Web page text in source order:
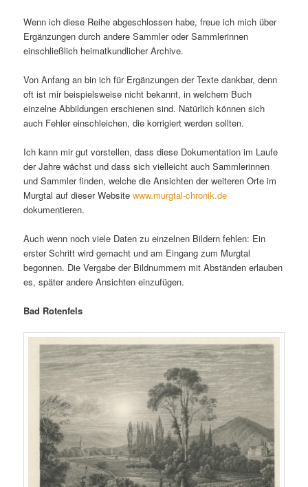
Wenn ich diese Reihe abgeschlossen habe, freue ich mich über
Ergänzungen durch andere Sammler oder Sammlerinnen
einschließlich heimatkundlicher Archive.
Von Anfang an bin ich für Ergänzungen der Texte dankbar, denn
oft ist mir beispielsweise nicht bekannt, in welchem Buch
einzelne Abbildungen erschienen sind. Natürlich können sich
auch Fehler einschleichen, die korrigiert werden sollten.
Ich kann mir gut vorstellen, dass diese Dokumentation im Laufe
der Jahre wächst und dass sich vielleicht auch Sammlerinnen
und Sammler finden, welche die Ansichten der weiteren Orte im
Murgtal auf dieser Websitewww.murgtal-chronik.de
dokumentieren.
Auch wenn noch viele Daten zu einzelnen Bildern fehlen: Ein
erster Schritt wird gemacht und am Eingang zum Murgtal
begonnen. Die Vergabe der Bildnummern mit Abständen erlauben
es, später andere Ansichten einzufügen.
Bad Rotenfels